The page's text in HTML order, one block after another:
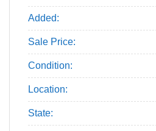
Added:
Sale Price:
Condition:
Location:
State: